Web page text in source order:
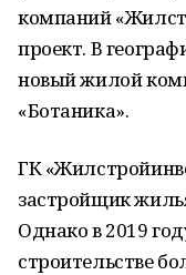
компаний
проект. В
новый жилой
«Ботаника».
ГК
застройщик
Однако в 2019
строительстве